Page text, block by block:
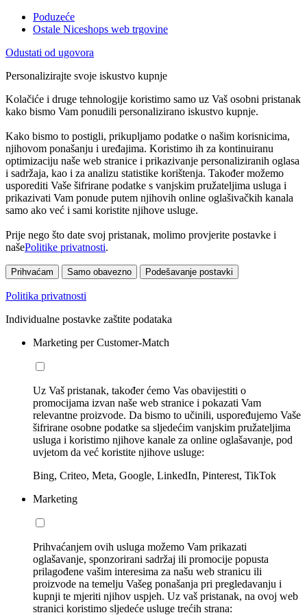
Poduzeće
Ostale Niceshops web trgovine
Odustati od ugovora
Personalizirajte svoje iskustvo kupnje
Kolačiće i druge tehnologije koristimo samo uz Vaš osobni pristanak
kako bismo Vam ponudili personalizirano iskustvo kupnje.
Kako bismo to postigli, prikupljamo podatke o našim korisnicima,
njihovom ponašanju i uređajima. Koristimo ih za kontinuiranu
optimizaciju naše web stranice i prikazivanje personaliziranih oglasa
i sadržaja, kao i za analizu statistike korištenja. Također možemo
usporediti Vaše šifrirane podatke s vanjskim pružateljima usluga i
prikazivati Vam ponude putem njihovih online oglašivačkih kanala
samo ako već i sami koristite njihove usluge.
Prije nego što date svoj pristanak, molimo provjerite postavke i
našePolitike privatnosti.
Prihvaćam Samo obavezno Podešavanje postavki
Politika privatnosti
Individualne postavke zaštite podataka
Marketing per Customer-Match
Uz Vaš pristanak, također ćemo Vas obavijestiti o
promocijama izvan naše web stranice i pokazati Vam
relevantne proizvode. Da bismo to učinili, uspoređujemo Vaše
šifrirane osobne podatke sa sljedećim vanjskim pružateljima
usluga i koristimo njihove kanale za online oglašavanje, pod
uvjetom da već koristite njihove usluge:
Bing, Criteo, Meta, Google, LinkedIn, Pinterest, TikTok
Marketing
Prihvaćanjem ovih usluga možemo Vam prikazati
oglašavanje, sponzorirani sadržaj ili promocije popusta
prilagođene vašim interesima za našu web stranicu ili
proizvode na temelju Vašeg ponašanja pri pregledavanju i
kupnji te mjeriti njihov uspjeh. Uz vaš pristanak, na ovoj web
stranici koristimo sljedeće usluge trećih strana: